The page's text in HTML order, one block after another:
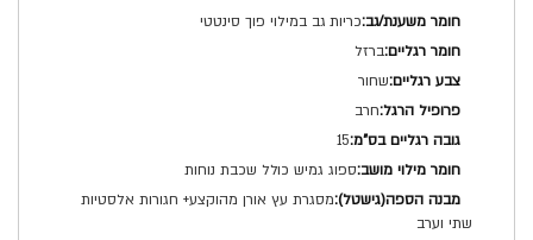
כריות גב במילוי פוך סינטטי
ברזל
שחור
חרב
15
ספוג גמיש כולל שכבת נוחות
מסגרת עץ אורן מהוקצע+ חגורות אלסטיות
שתי וערב